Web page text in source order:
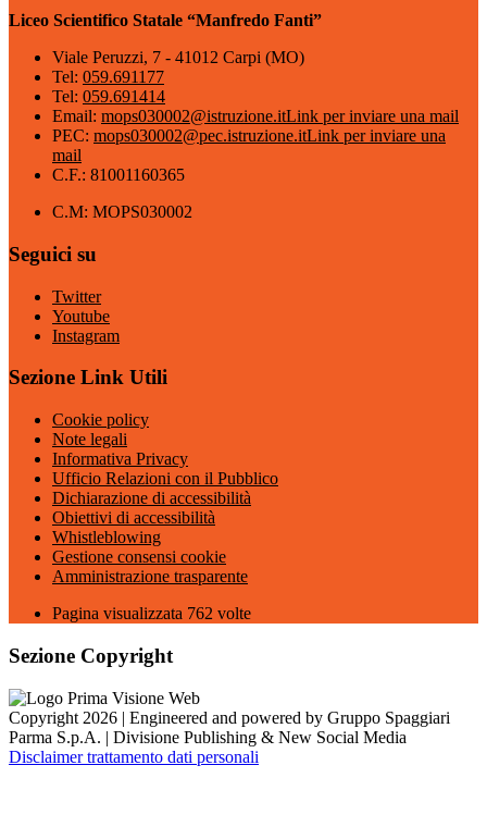
Liceo Scientifico Statale “Manfredo Fanti”
Viale Peruzzi, 7 - 41012 Carpi (MO)
Tel: 059.691177
Tel: 059.691414
Email: mops030002@istruzione.itLink per inviare una mail
PEC: mops030002@pec.istruzione.itLink per inviare una
mail
C.F.: 81001160365
C.M: MOPS030002
Seguici su
Twitter
Youtube
Instagram
Sezione Link Utili
Cookie policy
Note legali
Informativa Privacy
Ufficio Relazioni con il Pubblico
Dichiarazione di accessibilità
Obiettivi di accessibilità
Whistleblowing
Gestione consensi cookie
Amministrazione trasparente
Pagina visualizzata 762 volte
Sezione Copyright
Copyright 2026 | Engineered and powered by Gruppo Spaggiari
Parma S.p.A. | Divisione Publishing & New Social Media
Disclaimer trattamento dati personali